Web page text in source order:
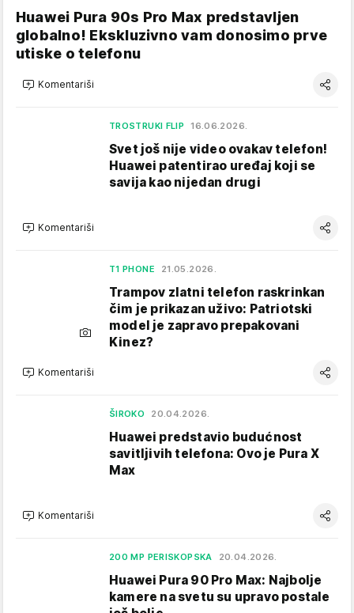
Huawei Pura 90s Pro Max predstavljen
globalno! Ekskluzivno vam donosimo prve
utiske o telefonu
Komentariši
TROSTRUKI FLIP 16.06.2026.
Svet još nije video ovakav telefon!
Huawei patentirao uređaj koji se
savija kao nijedan drugi
Komentariši
T1 PHONE 21.05.2026.
Trampov zlatni telefon raskrinkan
čim je prikazan uživo: Patriotski
model je zapravo prepakovani
Kinez?
Komentariši
ŠIROKO 20.04.2026.
Huawei predstavio budućnost
savitljivih telefona: Ovo je Pura X
Max
Komentariši
200 MP PERISKOPSKA 20.04.2026.
Huawei Pura 90 Pro Max: Najbolje
kamere na svetu su upravo postale